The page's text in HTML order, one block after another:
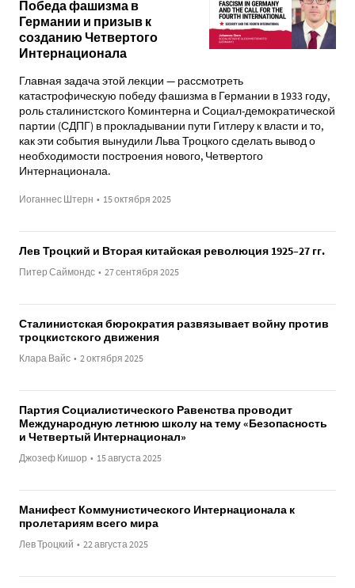
Победа фашизма в
Германии и призыв к
созданию Четвертого
Интернационала
Главная задача этой лекции — рассмотреть
катастрофическую победу фашизма в Германии в 1933 году,
роль сталинистского Коминтерна и Социал-демократической
партии (СДПГ) в прокладывании пути Гитлеру к власти и то,
как эти события вынудили Льва Троцкого сделать вывод о
необходимости построения нового, Четвертого
Интернационала.
Иоганнес Штерн • 15 октября 2025
Лев Троцкий и Вторая китайская революция 1925–27 гг.
Питер Саймондс • 27 сентября 2025
Сталинистская бюрократия развязывает войну против
троцкистского движения
Клара Вайс • 2 октября 2025
Партия Социалистического Равенства проводит
Международную летнюю школу на тему «Безопасность
и Четвертый Интернационал»
Джозеф Кишор • 15 августа 2025
Манифест Коммунистического Интернационала к
пролетариям всего мира
Лев Троцкий • 22 августа 2025